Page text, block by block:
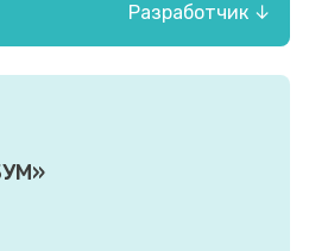
Разработчик ↓
имени Героя
И.Е. Кустова»